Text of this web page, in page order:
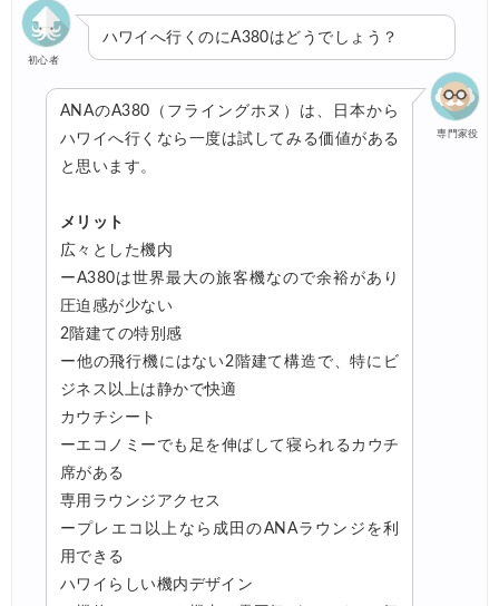
初心者
ハワイへ行くのにA380はどうでしょう？
専門家役
ANAのA380（フライングホヌ）は、日本から
ハワイへ行くなら一度は試してみる価値がある
と思います。
メリット
広々とした機内
ーA380は世界最大の旅客機なので余裕があり
圧迫感が少ない
2階建ての特別感
ー他の飛行機にはない2階建て構造で、特にビ
ジネス以上は静かで快適
カウチシート
ーエコノミーでも足を伸ばして寝られるカウチ
席がある
専用ラウンジアクセス
ープレエコ以上なら成田のANAラウンジを利
用できる
ハワイらしい機内デザイン